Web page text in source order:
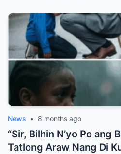
News • 8 months ago
“Sir, Bilhin N’yo Po ang
Tatlong Araw Nang Di